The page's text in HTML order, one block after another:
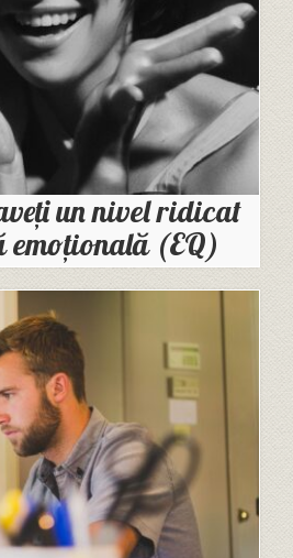
un nivel ridicat
emoțională (EQ)